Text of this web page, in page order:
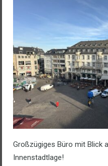
Großzügiges Büro mit Blick
Innenstadtlage!